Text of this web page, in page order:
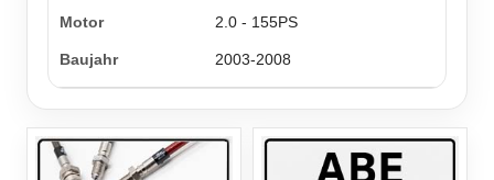
2.0 - 155PS
2003-2008